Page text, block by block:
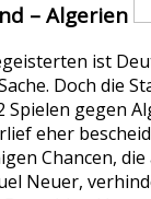
– Algerien
ist
Doch die
Spielen gegen
eher
Chancen,
Neuer,